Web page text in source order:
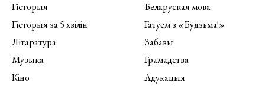
Гісторыя
Гісторыя за 5 хвілін
Літаратура
Музыка
Кіно
Беларуская мова
Гатуем з «Будзьма!»
Забавы
Грамадства
Адукацыя